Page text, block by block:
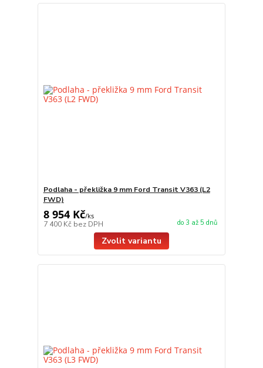
Podlaha - překližka 9 mm Ford Transit V363 (L2
FWD)
8 954 Kč/ks
7 400 Kč bez DPH do 3 až 5 dnů
Zvolit variantu